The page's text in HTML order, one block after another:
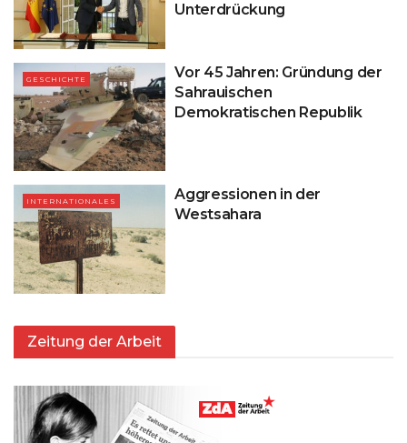
Unterdrückung
GESCHICHTE
Vor 45 Jahren: Gründung der
Sahrauischen
Demokratischen Republik
INTERNATIONALES
Aggressionen in der
Westsahara
Zeitung der Arbeit